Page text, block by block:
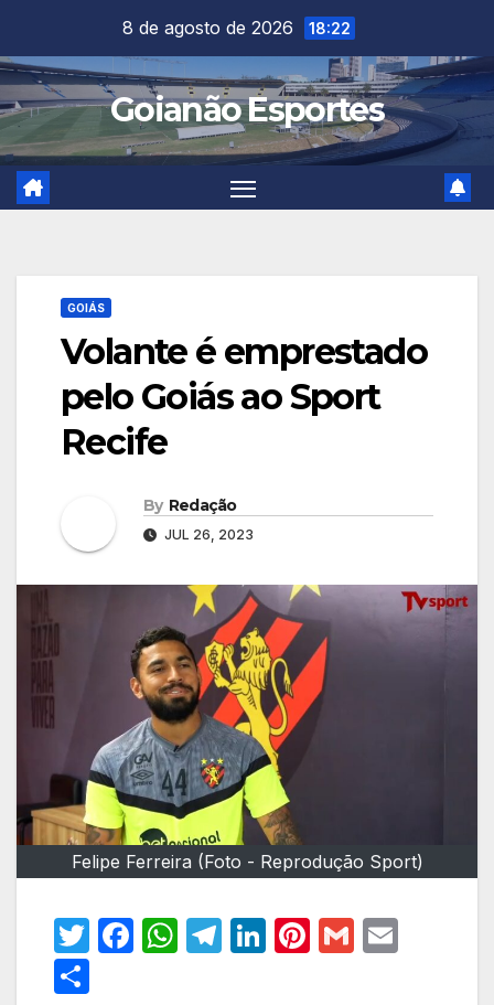
content
8 de agosto de 2026 18:22
Goianão Esportes
GOIÁS
Volante é emprestado
pelo Goiás ao Sport
Recife
By Redação
JUL 26, 2023
Felipe Ferreira (Foto - Reprodução Sport)
T
F
W T
Li Pi G